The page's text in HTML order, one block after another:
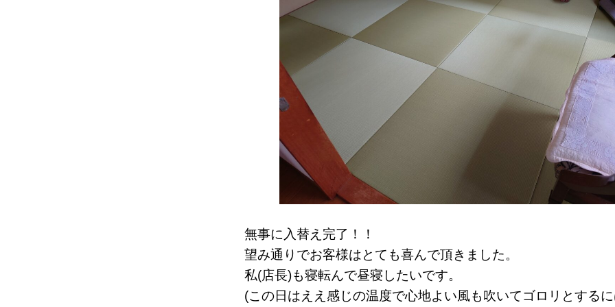
無事に入替え完了！！
望み通りでお客様はとても喜んで頂きました。
私(店長)も寝転んで昼寝したいです。
(この日はええ感じの温度で心地よい風も吹いてゴロリとする